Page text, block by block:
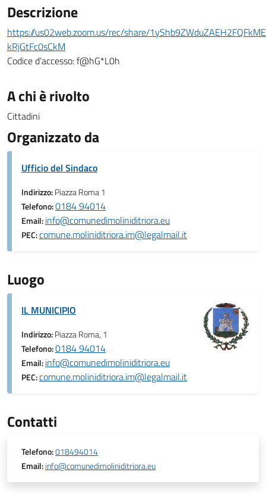
Descrizione
https://us02web.zoom.us/rec/share/
kRjGtFc0sCkM
Codice d’accesso: f@hG*L0h
A chi è rivolto
Cittadini
Organizzato da
Ufficio del Sindaco
Indirizzo:Piazza Roma 1
Telefono:0184 94014
Email:info@comunedimoliniditriora.eu
PEC:comune.moliniditriora.im@legalmail.it
Luogo
IL MUNICIPIO
Indirizzo:Piazza Roma, 1
Telefono:0184 94014
Email:info@comunedimoliniditriora.eu
PEC:comune.moliniditriora.im@legalmail.it
Contatti
Telefono:018494014
Email:info@comunedimoliniditriora.eu